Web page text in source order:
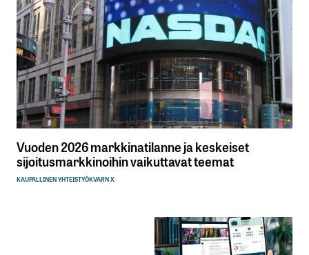
Vuoden 2026 markkinatilanne ja keskeiset
sijoitusmarkkinoihin vaikuttavat teemat
KAUPALLINEN YHTEISTYÖKVARN X